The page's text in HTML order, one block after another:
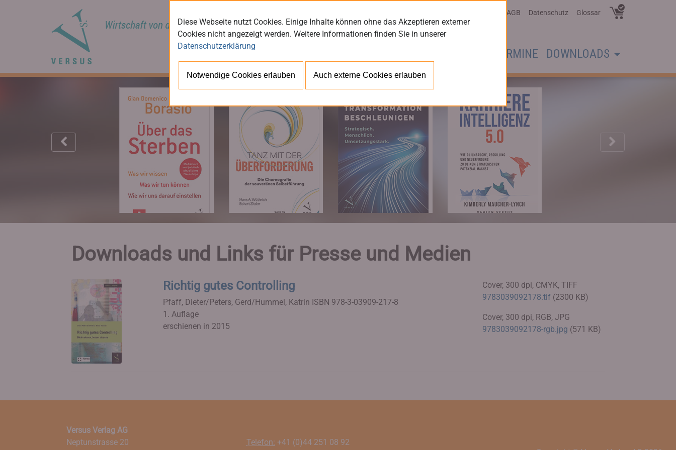
AGB Datenschutz Glossar
TERMINE DOWNLOADS
Downloads und Links für Presse und Medien
Richtig gutes Controlling
Pfaff, Dieter/Peters, Gerd/Hummel, Katrin ISBN 978-3-03909-217-8
1. Auflage
erschienen in 2015
Cover, 300 dpi, CMYK, TIFF
9783039092178.tif (2300 KB)
Cover, 300 dpi, RGB, JPG
9783039092178-rgb.jpg (571 KB)
Versus Verlag AG
Neptunstrasse 20
Telefon: +41 (0)44 251 08 92
Diese Webseite nutzt Cookies. Einige Inhalte können ohne das Akzeptieren externer
Cookies nicht angezeigt werden. Weitere Informationen finden Sie in unserer
Datenschutzerklärung
Notwendige Cookies erlauben Auch externe Cookies erlauben